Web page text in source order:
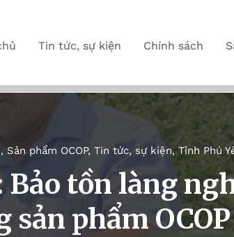
Tin tức, sự kiện Chính sách
, Sản phẩm OCOP, Tin tức, sự kiện,Tỉnh Phú
Bảo tồn làng
sản phẩm OCOP